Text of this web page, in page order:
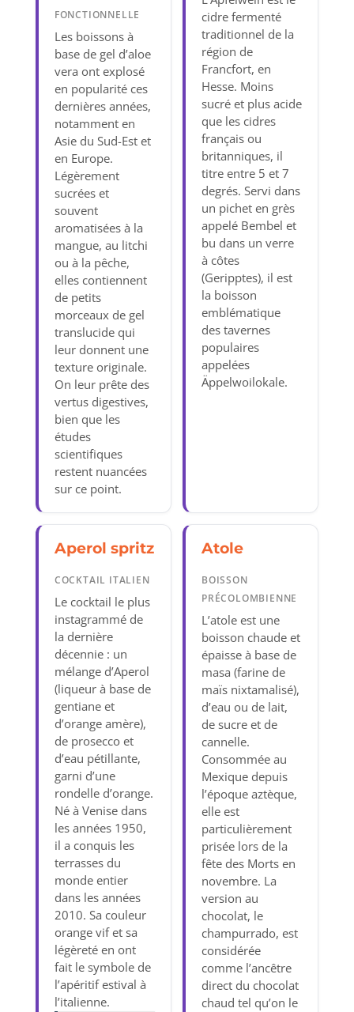
FONCTIONNELLE
Les boissons à
base de gel d’aloe
vera ont explosé
en popularité ces
dernières années,
notamment en
Asie du Sud-Est et
en Europe.
Légèrement
sucrées et
souvent
aromatisées à la
mangue, au litchi
ou à la pêche,
elles contiennent
de petits
morceaux de gel
translucide qui
leur donnent une
texture originale.
On leur prête des
vertus digestives,
bien que les
études
scientifiques
restent nuancées
sur ce point.
cidre fermenté
traditionnel de la
région de
Francfort, en
Hesse. Moins
sucré et plus acide
que les cidres
français ou
britanniques, il
titre entre 5 et 7
degrés. Servi dans
un pichet en grès
appelé Bembel et
bu dans un verre
à côtes
(Geripptes), il est
la boisson
emblématique
des tavernes
populaires
appelées
Äppelwoilokale.
Aperol spritz
COCKTAIL ITALIEN
Le cocktail le plus
instagrammé de
la dernière
décennie : un
mélange d’Aperol
(liqueur à base de
gentiane et
d’orange amère),
de prosecco et
d’eau pétillante,
garni d’une
rondelle d’orange.
Né à Venise dans
les années 1950,
il a conquis les
terrasses du
monde entier
dans les années
2010. Sa couleur
orange vif et sa
légèreté en ont
fait le symbole de
l’apéritif estival à
l’italienne.
Atole
BOISSON
PRÉCOLOMBIENNE
L’atole est une
boisson chaude et
épaisse à base de
masa (farine de
maïs nixtamalisé),
d’eau ou de lait,
de sucre et de
cannelle.
Consommée au
Mexique depuis
l’époque aztèque,
elle est
particulièrement
prisée lors de la
fête des Morts en
novembre. La
version au
chocolat, le
champurrado, est
considérée
comme l’ancêtre
direct du chocolat
chaud tel qu’on le